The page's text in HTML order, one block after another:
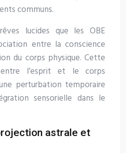
communs.
lucides que les OBE
entre la conscience
du corps physique. Cette
l’esprit et le corps
perturbation temporaire
sensorielle dans le
astrale et